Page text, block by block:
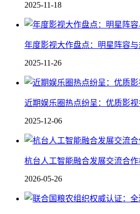
2025-11-18
年度影视大作盘点：明星阵容
2025-11-26
近期娱乐圈热点纷呈：优质影
2025-12-06
杭台人工智能融合发展交流合
2026-05-26